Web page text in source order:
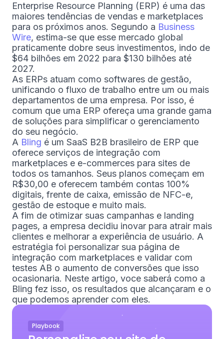
Enterprise Resource Planning (ERP) é uma das
maiores tendências de vendas e marketplaces
para os próximos anos. Segundo a Business
Wire, estima-se que esse mercado global
praticamente dobre seus investimentos, indo de
$64 bilhões em 2022 para $130 bilhões até
2027.
As ERPs atuam como softwares de gestão,
unificando o fluxo de trabalho entre um ou mais
departamentos de uma empresa. Por isso, é
comum que uma ERP ofereça uma grande gama
de soluções para simplificar o gerenciamento
do seu negócio.
A Bling é um SaaS B2B brasileiro de ERP que
oferece serviços de integração com
marketplaces e e-commerces para sites de
todos os tamanhos. Seus planos começam em
R$30,00 e oferecem também contas 100%
digitais, frente de caixa, emissão de NFC-e,
gestão de estoque e muito mais.
A fim de otimizar suas campanhas e landing
pages, a empresa decidiu inovar para atrair mais
clientes e melhorar a experiência de usuário. A
estratégia foi personalizar sua página de
integração com marketplaces e validar com
testes AB o aumento de conversões que isso
ocasionaria. Neste artigo, voce saberá como a
Bling fez isso, os resultados que alcançaram e o
que podemos aprender com eles.
Playbook